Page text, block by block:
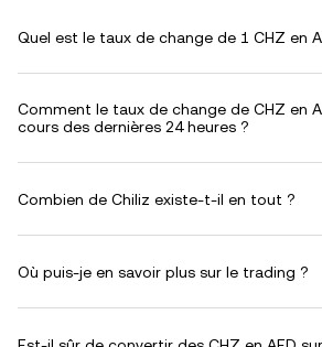
Quel est le taux de change de 1 CHZ en
Comment le taux de change de CHZ en
cours des dernières 24 heures ?
Combien de Chiliz existe-t-il en tout ?
Où puis-je en savoir plus sur le trading ?